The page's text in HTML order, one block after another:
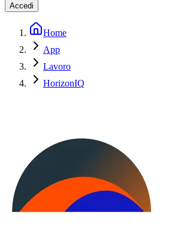
Accedi
Home
App
Lavoro
HorizonIQ